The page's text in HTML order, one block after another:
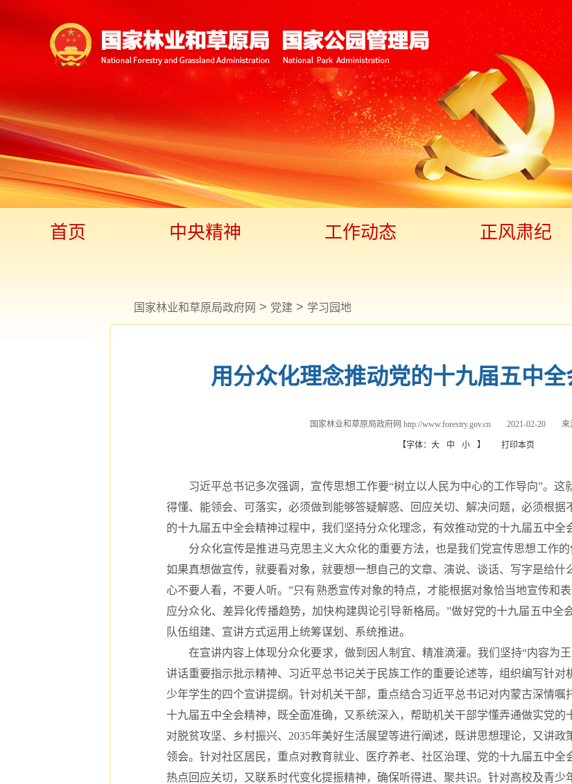
首页 中央精神 工作动态 正风肃纪
国家林业和草原局政府网 > 党建 > 学习园地
用分众化理念推动党的十九届五中
国家林业和草原局政府网 http://www.forestry.gov.cn 2021-02-20 来
【字体： 大 中 小 】 打印本页
习近平总书记多次强调，宣传思想工作要“树立以人民为中心的工作导向”。这
得懂、能领会、可落实，必须做到能够答疑解惑、回应关切、解决问题，必须根据
的十九届五中全会精神过程中，我们坚持分众化理念，有效推动党的十九届五中全
分众化宣传是推进马克思主义大众化的重要方法，也是我们党宣传思想工作的
如果真想做宣传，就要看对象，就要想一想自己的文章、演说、谈话、写字是给
心不要人看，不要人听。”只有熟悉宣传对象的特点，才能根据对象恰当地宣传和
应分众化、差异化传播趋势，加快构建舆论引导新格局。”做好党的十九届五中全
队伍组建、宣讲方式运用上统筹谋划、系统推进。
在宣讲内容上体现分众化要求，做到因人制宜、精准滴灌。我们坚持“内容为
讲话重要指示批示精神、习近平总书记关于民族工作的重要论述等，组织编写针对
少年学生的四个宣讲提纲。针对机关干部，重点结合习近平总书记对内蒙古深情
十九届五中全会精神，既全面准确，又系统深入，帮助机关干部学懂弄通做实党
对脱贫攻坚、乡村振兴、2035年美好生活展望等进行阐述，既讲思想理论，又讲
领会。针对社区居民，重点对教育就业、医疗养老、社区治理、党的十九届五中
热点回应关切，又联系时代变化提振精神，确保听得进、聚共识。针对高校及青